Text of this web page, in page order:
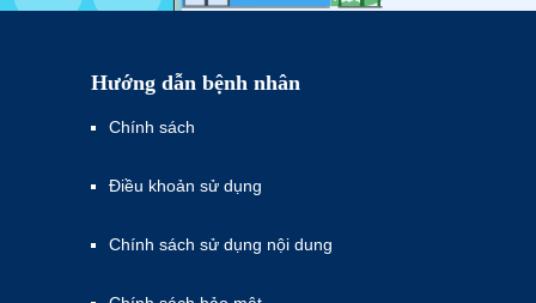
Hướng dẫn bệnh nhân
Chính sách
Điều khoản sử dụng
Chính sách sử dụng nội dung